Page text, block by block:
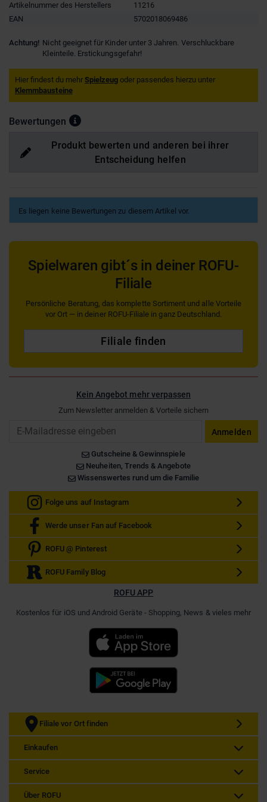
Artikelnummer des Herstellers
11216
EAN
5702018069486
Achtung! Nicht geeignet für Kinder unter 3 Jahren. Verschluckbare
Kleinteile. Erstickungsgefahr!
Hier findest du mehr Spielzeug oder passendes hierzu unter
Klemmbausteine
Bewertungen
Produkt bewerten und anderen bei ihrer
Entscheidung helfen
Es liegen keine Bewertungen zu diesem Artikel vor.
Spielwaren gibt´s in deiner ROFU-
Filiale
Persönliche Beratung, das komplette Sortiment und alle Vorteile
vor Ort — in deiner ROFU-Filiale in ganz Deutschland.
Filiale finden
Kein Angebot mehr verpassen
Zum Newsletter anmelden & Vorteile sichern
Anmelden
Gutscheine & Gewinnspiele
Neuheiten, Trends & Angebote
Wissenswertes rund um die Familie
Folge uns auf Instagram
Werde unser Fan auf Facebook
ROFU @ Pinterest
ROFU Family Blog
ROFU APP
Kostenlos für iOS und Android Geräte - Shopping, News & vieles mehr
Filiale vor Ort finden
Einkaufen
Service
Über ROFU